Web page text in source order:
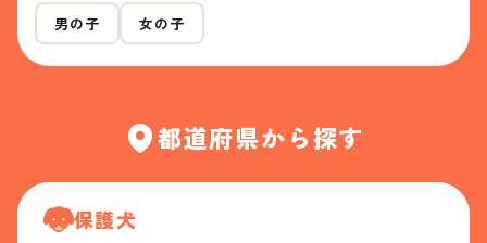
男の子 女の子
都道府県から探す
保護犬